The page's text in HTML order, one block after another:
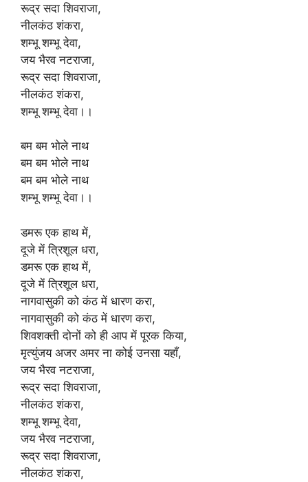
रूद्र सदा शिवराजा,
नीलकंठ शंकरा,
शम्भू शम्भू देवा,
जय भैरव नटराजा,
रूद्र सदा शिवराजा,
नीलकंठ शंकरा,
शम्भू शम्भू देवा।।
बम बम भोले नाथ
बम बम भोले नाथ
बम बम भोले नाथ
शम्भू शम्भू देवा।।
डमरू एक हाथ में,
दूजे में त्रिशूल धरा,
डमरू एक हाथ में,
दूजे में त्रिशूल धरा,
नागवासुकी को कंठ में धारण करा,
नागवासुकी को कंठ में धारण करा,
शिवशक्ती दोनों को ही आप में पूरक किया,
मृत्युंजय अजर अमर ना कोई उनसा यहाँ,
जय भैरव नटराजा,
रूद्र सदा शिवराजा,
नीलकंठ शंकरा,
शम्भू शम्भू देवा,
जय भैरव नटराजा,
रूद्र सदा शिवराजा,
नीलकंठ शंकरा,